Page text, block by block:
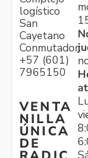
logístico
San
Cayetano
Conmutador:
+57 (601)
7965150
VENTA
NILLA
ÚNICA
DE